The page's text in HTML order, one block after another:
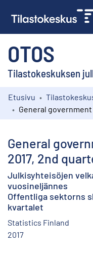
OTOS
Tilastokeskuksen
Kokoelmat
Etusivu
General
2017, 2nd
Julkisyhteisöjen
vuosineljännes
Offentliga sektorns
kvartalet
Statistics Finland
2017